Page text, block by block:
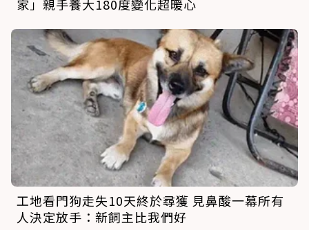
家」親手養大180度變化超暖心
工地看門狗走失10天終於尋獲 見鼻酸一幕所有
人決定放手：新飼主比我們好